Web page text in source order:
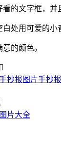
的文字框，并
处用可爱的小
的颜色。

抄报图片手抄
片大全